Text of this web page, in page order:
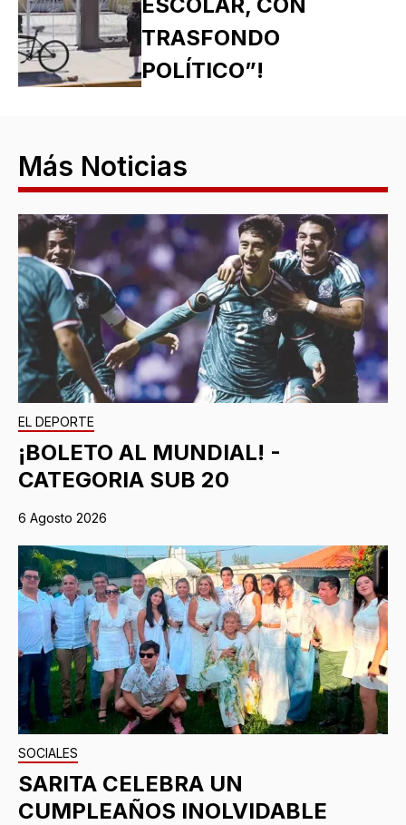
TRASFONDO
POLÍTICO”!
Más Noticias
EL DEPORTE
¡BOLETO AL MUNDIAL! -
CATEGORIA SUB 20
6 Agosto 2026
SOCIALES
SARITA CELEBRA UN
CUMPLEAÑOS INOLVIDABLE